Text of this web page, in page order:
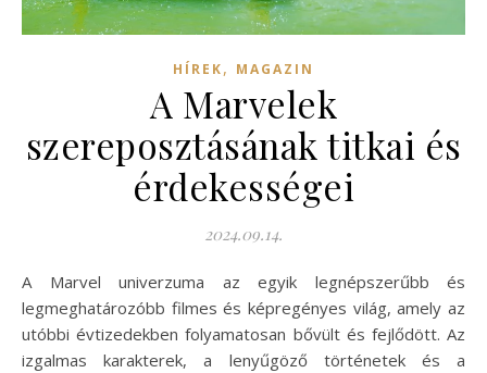
HÍREK, MAGAZIN
A Marvelek
szereposztásának titkai és
érdekességei
2024.09.14.
A Marvel univerzuma az egyik legnépszerűbb és
legmeghatározóbb filmes és képregényes világ, amely az
utóbbi évtizedekben folyamatosan bővült és fejlődött. Az
izgalmas karakterek, a lenyűgöző történetek és a